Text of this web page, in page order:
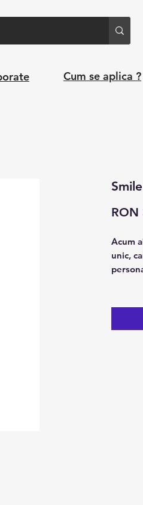
Cum se aplica ?
RON
Acum
unic,
arata